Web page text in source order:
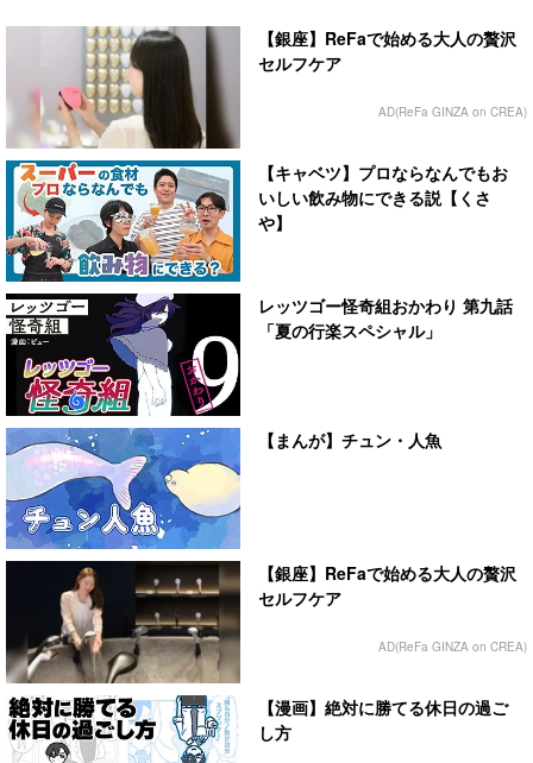
【銀座】ReFaで始める大人の贅沢
セルフケア
AD(ReFa GINZA on CREA)
【キャベツ】プロならなんでもお
いしい飲み物にできる説【くさ
や】
レッツゴー怪奇組おかわり 第九話
「夏の行楽スペシャル」
【まんが】チュン・人魚
【銀座】ReFaで始める大人の贅沢
セルフケア
AD(ReFa GINZA on CREA)
【漫画】絶対に勝てる休日の過ご
し方